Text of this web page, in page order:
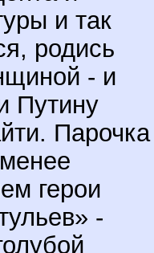
и так
родись
- и
Путину
Парочка
герои
-